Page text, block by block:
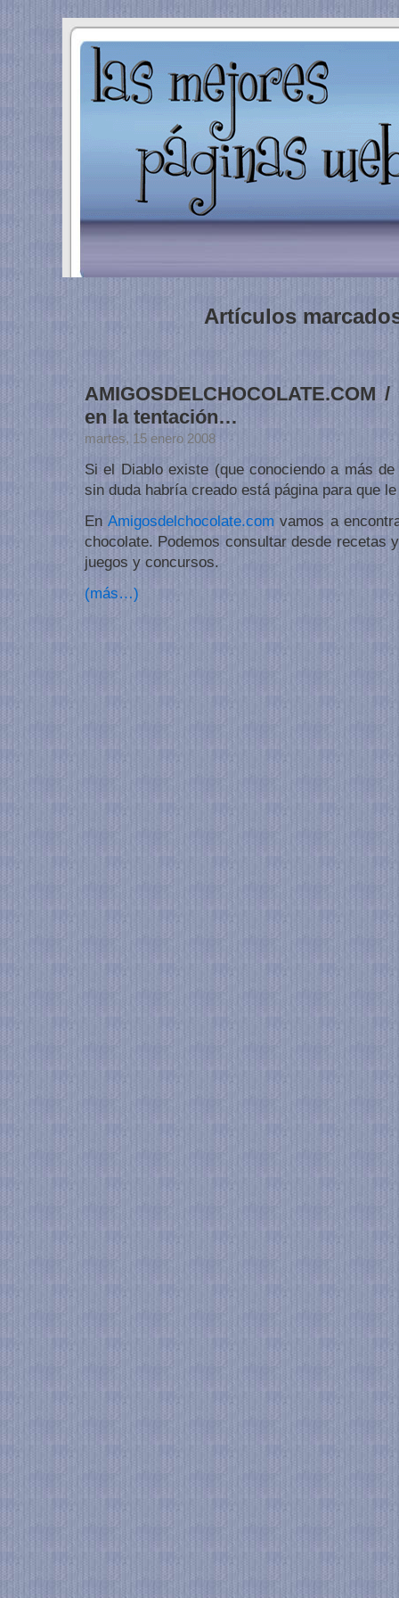
Artículos
en la tentación…
martes, 15 enero 2008
Si el Diablo existe (que conociendo a más
sin duda habría creado está página para que
En Amigosdelchocolate.com vamos a
chocolate. Podemos consultar desde recetas
juegos y concursos.
(más…)